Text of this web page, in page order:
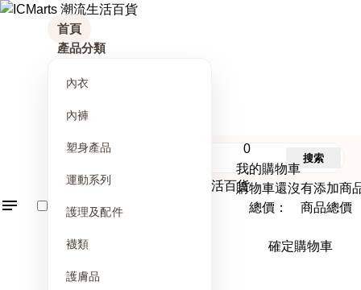
首頁
產品分類
內衣
內褲
塑身產品
運動系列
護理及配件
襪類
護膚品
0
我的購物車
購物車還沒有添加商
總價： 商品總價
確定購物車
搜索